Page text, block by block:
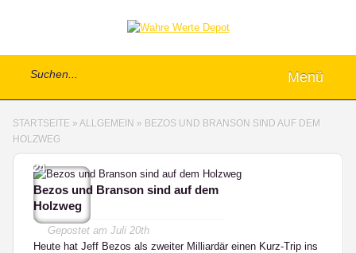
Menü
STARTSEITE » ALLGEMEIN » BEZOS UND BRANSON SIND AUF DEM
HOLZWEG
24
Bezos und Branson sind auf dem
Holzweg
Gepostet am Juli 20th
Heute hat Jeff Bezos als zweiter Milliardär einen Kurz-Trip ins